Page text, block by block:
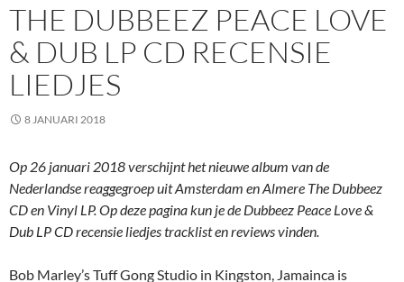
THE DUBBEEZ PEACE LOVE
& DUB LP CD RECENSIE
LIEDJES
8 JANUARI 2018
Op 26 januari 2018 verschijnt het nieuwe album van de
Nederlandse reaggegroep uit Amsterdam en Almere The Dubbeez
CD en Vinyl LP. Op deze pagina kun je de Dubbeez Peace Love &
Dub LP CD recensie liedjes tracklist en reviews vinden.
Bob Marley’s Tuff Gong Studio in Kingston, Jamainca is